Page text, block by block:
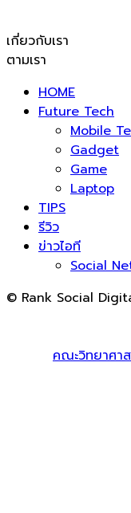
เกี่ยวกับเรา
ตามเรา
HOME
Future Tech
Mobile
Gadget
Game
Laptop
TIPS
รีวิว
ข่าวไอที
Social
© Rank Social
คณะวิทยาศาส